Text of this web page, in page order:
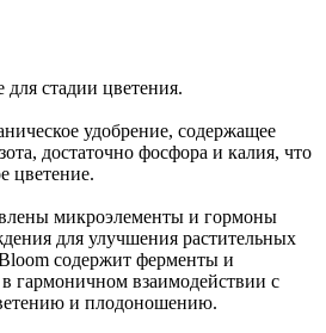
для стадии цветения.
удобрение, содержащее
достаточно фосфора и калия, что
цветение.
микроэлементы и гормоны
для улучшения растительных
содержит ферменты и
гармоничном взаимодействии с
и плодоношению.